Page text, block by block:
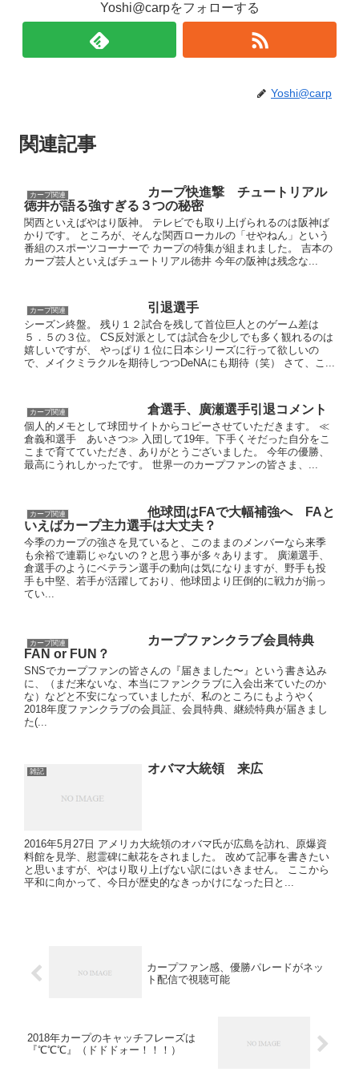
Yoshi@carpをフォローする
Yoshi@carp
関連記事
カープ関連
カープ快進撃 チュートリアル
徳井が語る強すぎる３つの秘密
関西といえばやはり阪神。 テレビでも取り上げられるのは阪神ば
かりです。 ところが、そんな関西ローカルの「せやねん」という
番組のスポーツコーナーで カープの特集が組まれました。 吉本の
カープ芸人といえばチュートリアル徳井 今年の阪神は残念な...
カープ関連 引退選手
シーズン終盤。 残り１２試合を残して首位巨人とのゲーム差は
５．５の３位。 CS反対派としては試合を少しでも多く観れるのは
嬉しいですが、 やっぱり１位に日本シリーズに行って欲しいの
で、メイクミラクルを期待しつつDeNAにも期待（笑） さて、こ...
カープ関連 倉選手、廣瀬選手引退コメント
個人的メモとして球団サイトからコピーさせていただきます。 ≪
倉義和選手 あいさつ≫ 入団して19年。下手くそだった自分をこ
こまで育てていただき、ありがとうございました。 今年の優勝、
最高にうれしかったです。 世界一のカープファンの皆さま、...
カープ関連
他球団はFAで大幅補強へ FAと
いえばカープ主力選手は大丈夫？
今季のカープの強さを見ていると、このままのメンバーなら来季
も余裕で連覇じゃないの？と思う事が多々あります。 廣瀬選手、
倉選手のようにベテラン選手の動向は気になりますが、野手も投
手も中堅、若手が活躍しており、他球団より圧倒的に戦力が揃っ
てい...
カープ関連
カープファンクラブ会員特典
FAN or FUN？
SNSでカープファンの皆さんの『届きました〜』という書き込み
に、（まだ来ないな、本当にファンクラブに入会出来ていたのか
な）などと不安になっていましたが、私のところにもようやく
2018年度ファンクラブの会員証、会員特典、継続特典が届きまし
た(...
雑記 オバマ大統領 来広
2016年5月27日 アメリカ大統領のオバマ氏が広島を訪れ、原爆資
料館を見学、慰霊碑に献花をされました。 改めて記事を書きたい
と思いますが、やはり取り上げない訳にはいきません。 ここから
平和に向かって、今日が歴史的なきっかけになった日と...
カープファン感、優勝パレードがネッ
ト配信で視聴可能
2018年カープのキャッチフレーズは
『℃℃℃』（ドドドォー！！！）